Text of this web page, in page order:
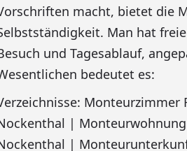
macht, bietet die
Man hat
und Tagesablauf,
bedeutet es:
Monteurzimmer
|
|